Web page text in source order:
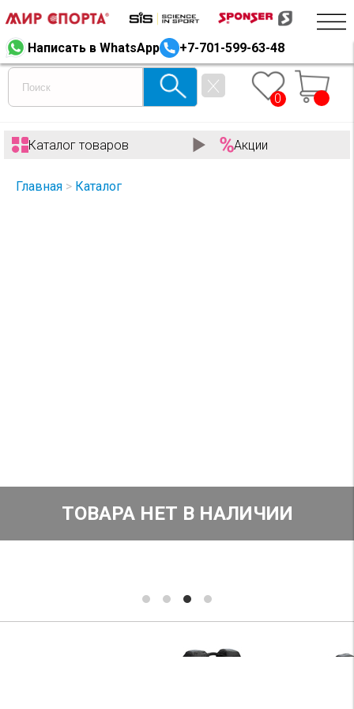
Написать в WhatsApp +7-701-599-63-48
0
Каталог товаров Акции
Главная > Каталог
ТОВАРА НЕТ В НАЛИЧИИ